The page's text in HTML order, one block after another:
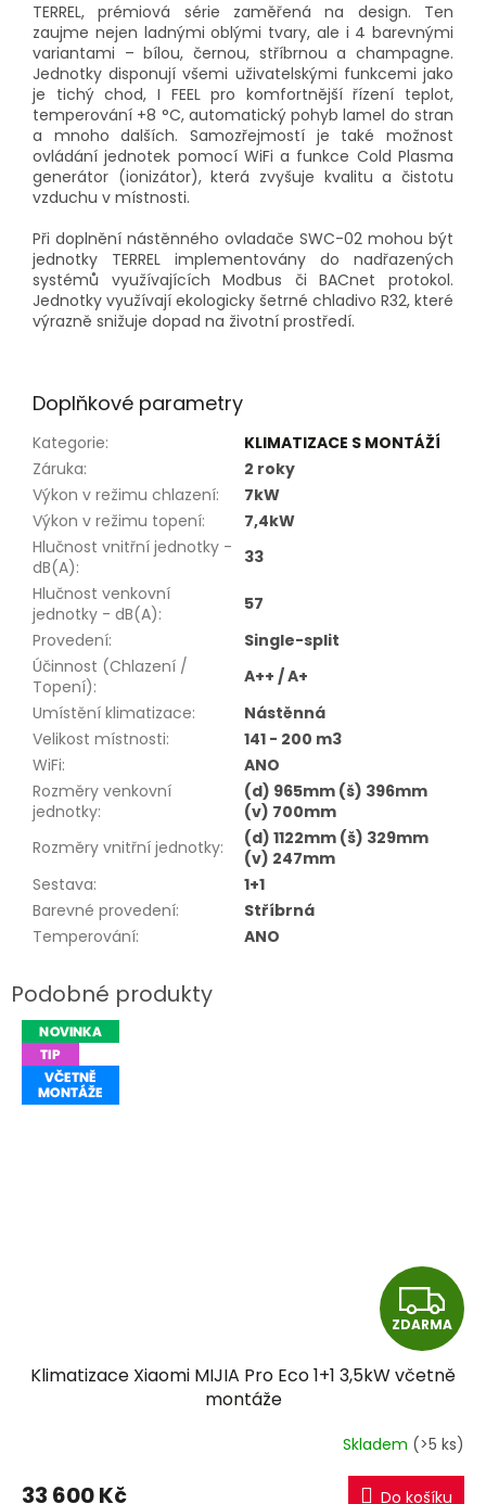
TERREL, prémiová série zaměřená na design. Ten
zaujme nejen ladnými oblými tvary, ale i 4 barevnými
variantami – bílou, černou, stříbrnou a champagne.
Jednotky disponují všemi uživatelskými funkcemi jako
je tichý chod, I FEEL pro komfortnější řízení teplot,
temperování +8 °C, automatický pohyb lamel do stran
a mnoho dalších. Samozřejmostí je také možnost
ovládání jednotek pomocí WiFi a funkce Cold Plasma
generátor (ionizátor), která zvyšuje kvalitu a čistotu
vzduchu v místnosti.
Při doplnění nástěnného ovladače SWC-02 mohou být
jednotky TERREL implementovány do nadřazených
systémů využívajících Modbus či BACnet protokol.
Jednotky využívají ekologicky šetrné chladivo R32, které
výrazně snižuje dopad na životní prostředí.
Doplňkové parametry
Kategorie:
KLIMATIZACE S MONTÁŽÍ
Záruka:
2 roky
Výkon v režimu chlazení:
7kW
Výkon v režimu topení:
7,4kW
Hlučnost vnitřní jednotky -
dB(A):
33
Hlučnost venkovní
jednotky - dB(A):
57
Provedení:
Single-split
Účinnost (Chlazení /
Topení):
A++ / A+
Umístění klimatizace:
Nástěnná
Velikost místnosti:
141 - 200 m3
WiFi:
ANO
Rozměry venkovní
jednotky:
(d) 965mm (š) 396mm
(v) 700mm
Rozměry vnitřní jednotky:
(d) 1122mm (š) 329mm
(v) 247mm
Sestava:
1+1
Barevné provedení:
Stříbrná
Temperování: ANO
Z
D
A
R
M
ZDARMA
Klimatizace Xiaomi MIJIA Pro Eco 1+1 3,5kW včetně
montáže
Skladem (>5 ks)
33 600 Kč Do košíku